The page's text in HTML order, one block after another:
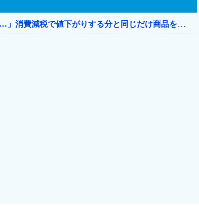
【消費税率1％】 「下げるのが筋なんですけど…」消費減税で値下がりする分と同じだけ商品を値上げして店頭価格を変えない店も